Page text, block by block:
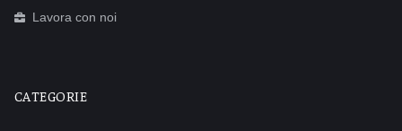
Lavora con noi
CATEGORIE